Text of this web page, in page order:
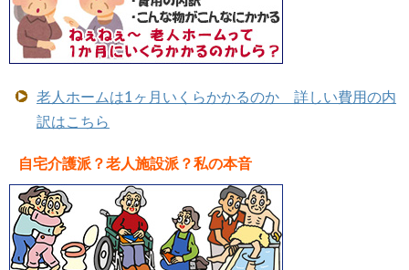
老人ホームは1ヶ月いくらかかるのか 詳しい費用の内
訳はこちら
自宅介護派？老人施設派？私の本音